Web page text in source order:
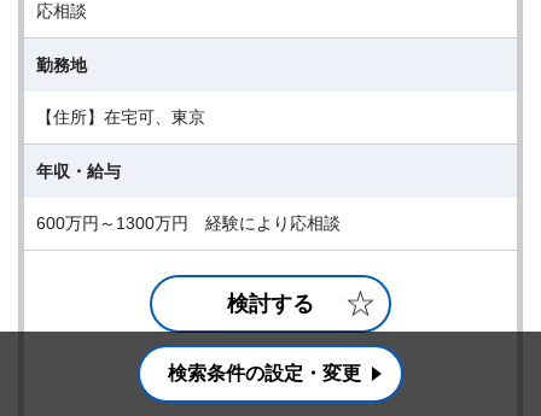
応相談
勤務地
【住所】在宅可、東京
年収・給与
600万円～1300万円 経験により応相談
検討する
詳細を見る
検索条件の設定・変更